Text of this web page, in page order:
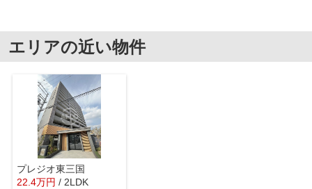
エリアの近い物件
プレジオ東三国
22.4万円 / 2LDK